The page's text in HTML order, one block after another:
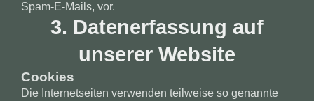
Spam-E-Mails, vor.
3. Datenerfassung auf
unserer Website
Cookies
Die Internetseiten verwenden teilweise so genannte